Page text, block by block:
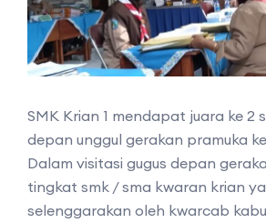
SMK Krian 1 mendapat juara ke 2
depan unggul gerakan pramuka
Dalam visitasi gugus depan
tingkat smk / sma kwaran krian
selenggarakan oleh kwarcab